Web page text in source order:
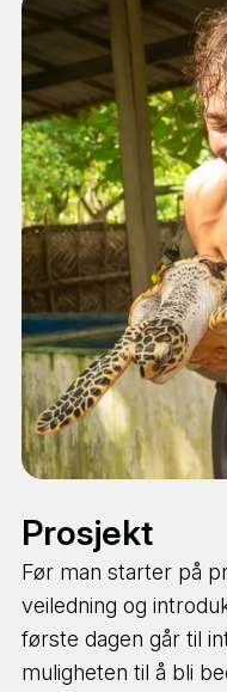
Prosjekt
Før man starter på
veiledning og
første dagen går til
muligheten til å bli